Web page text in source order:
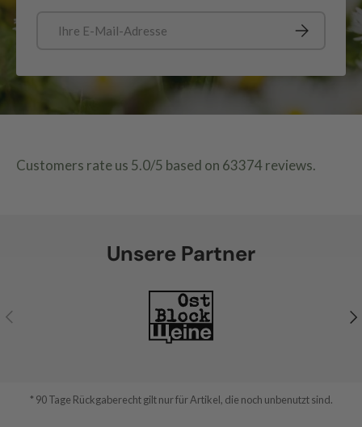
Abonnieren
Customers rate us 5.0/5 based on 63374 reviews.
Unsere Partner
Vorherige
* 90 Tage Rückgaberecht gilt nur für Artikel, die noch unbenutzt sind.